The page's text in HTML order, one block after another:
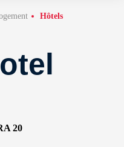
Hôtels
20